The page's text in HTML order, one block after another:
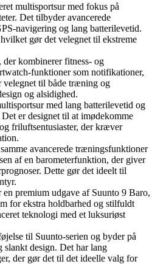
multisportsur med fokus på
Det tilbyder avancerede
navigering og lang batterilevetid.
gør det velegnet til ekstreme
kombinerer fitness- og
funktioner som notifikationer,
velegnet til både træning og
og alsidighed.
med lang batterilevetid og
er designet til at imødekomme
friluftsentusiaster, der kræver
avancerede træningsfunktioner
af en barometerfunktion, der giver
Dette gør det ideelt til
premium udgave af Suunto 9 Baro,
for ekstra holdbarhed og stilfuldt
teknologi med et luksuriøst
til Suunto-serien og byder på
slankt design. Det har lang
der gør det til det ideelle valg for